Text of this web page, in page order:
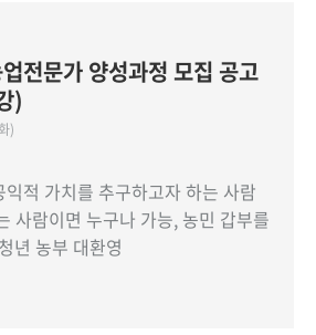
전문가 양성과정 모집 공고
)
)
적 가치를 추구하고자 하는 사람
사람이면 누구나 가능, 농민 갑부를
년 농부 대환영